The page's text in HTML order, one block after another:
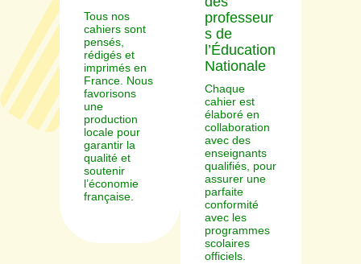
Tous nos
cahiers sont
pensés,
rédigés et
imprimés en
France. Nous
favorisons
une
production
locale pour
garantir la
qualité et
soutenir
l’économie
française.
professeur
s de
l’Éducation
Nationale
Chaque
cahier est
élaboré en
collaboration
avec des
enseignants
qualifiés, pour
assurer une
parfaite
conformité
avec les
programmes
scolaires
officiels.